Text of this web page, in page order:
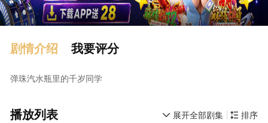
剧情介绍 我要评分
弹珠汽水瓶里的千岁同学
 排序
 展开全部剧集
播放列表